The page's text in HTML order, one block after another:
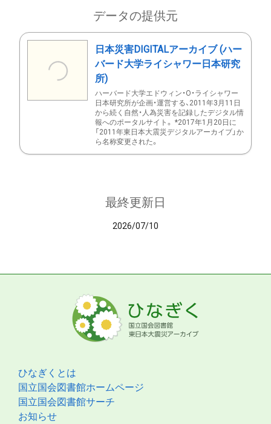
データの提供元
日本災害DIGITALアーカイブ (ハー
バード大学ライシャワー日本研究
所)
ハーバード大学エドウィン・O・ライシャワー
日本研究所が企画・運営する、2011年3月11日
から続く自然・人為災害を記録したデジタル情
報へのポータルサイト。 *2017年1月20日に
「2011年東日本大震災デジタルアーカイブ」か
ら名称変更された。
最終更新日
2026/07/10
ひなぎくとは
国立国会図書館ホームページ
国立国会図書館サーチ
お知らせ